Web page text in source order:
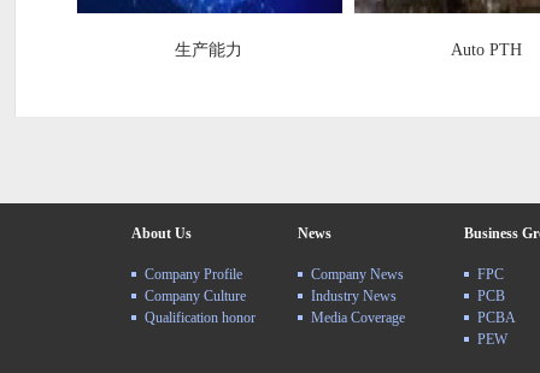
生产能力 Auto PTH
About Us
Company Profile
Company Culture
Qualification honor
News
Company News
Industry News
Media Coverage
Business
FPC
PCB
PCBA
PEW